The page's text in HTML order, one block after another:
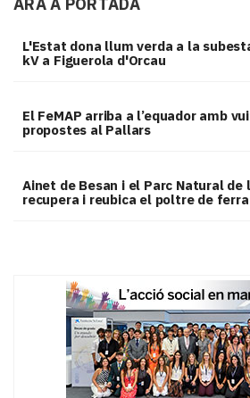
ARA A PORTADA
L'Estat dona llum verda a la
kV a Figuerola d'Orcau
El FeMAP arriba a l’equador amb
propostes al Pallars
Ainet de Besan i el Parc Natural de
recupera i reubica el poltre de